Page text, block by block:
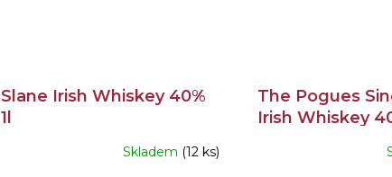
Slane Irish Whiskey 40%
1l
Skladem (12 ks)
The Pogues
Irish Whiskey